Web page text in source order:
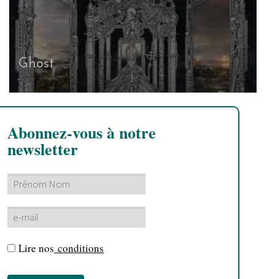
Ghost
Abonnez-vous à notre
newsletter
Lire nos conditions